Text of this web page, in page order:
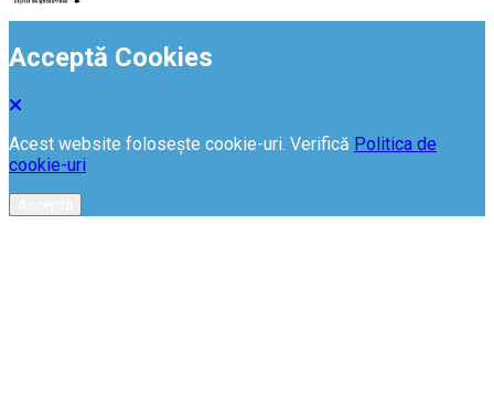
Acceptă Cookies
Acest website folosește cookie-uri. Verifică Politica de
cookie-uri